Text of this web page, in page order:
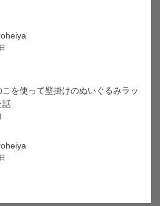
を使って壁掛けのぬいぐるみラッ
話